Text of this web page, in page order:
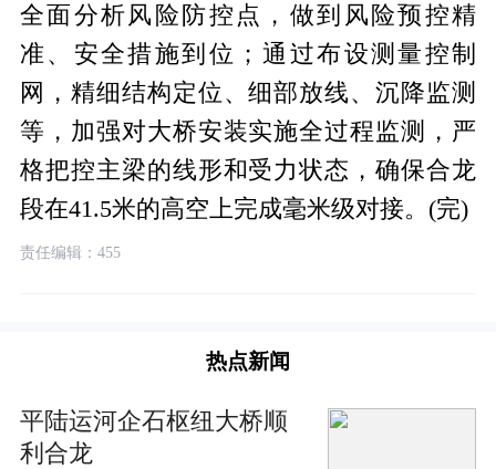
全面分析风险防控点，做到风险预控精
准、安全措施到位；通过布设测量控制
网，精细结构定位、细部放线、沉降监测
等，加强对大桥安装实施全过程监测，严
格把控主梁的线形和受力状态，确保合龙
段在41.5米的高空上完成毫米级对接。(完)
责任编辑：455
热点新闻
平陆运河企石枢纽大桥顺
利合龙